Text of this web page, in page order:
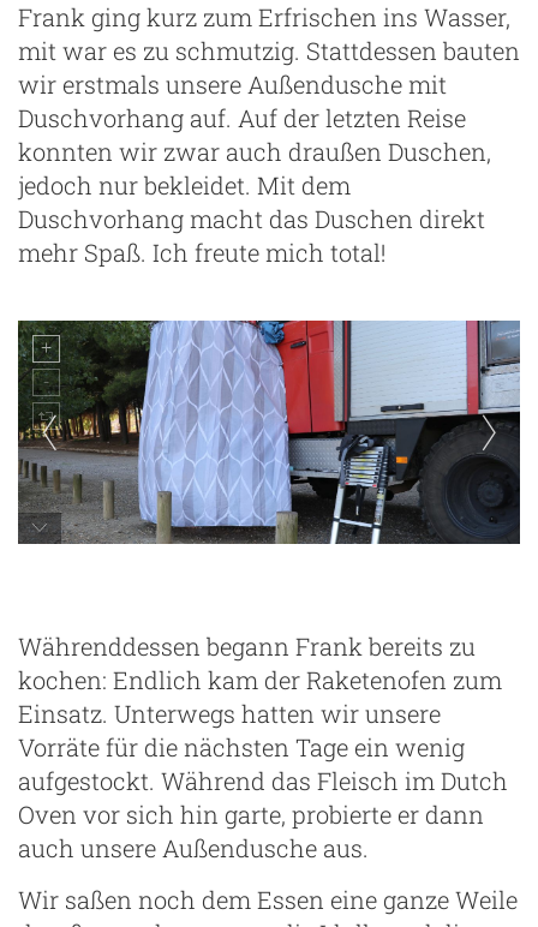
Frank ging kurz zum Erfrischen ins Wasser,
mit war es zu schmutzig. Stattdessen bauten
wir erstmals unsere Außendusche mit
Duschvorhang auf. Auf der letzten Reise
konnten wir zwar auch draußen Duschen,
jedoch nur bekleidet. Mit dem
Duschvorhang macht das Duschen direkt
mehr Spaß. Ich freute mich total!
Währenddessen begann Frank bereits zu
kochen: Endlich kam der Raketenofen zum
Einsatz. Unterwegs hatten wir unsere
Vorräte für die nächsten Tage ein wenig
aufgestockt. Während das Fleisch im Dutch
Oven vor sich hin garte, probierte er dann
auch unsere Außendusche aus.
Wir saßen noch dem Essen eine ganze Weile